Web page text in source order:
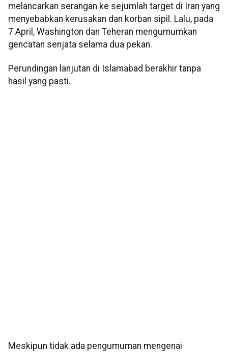
melancarkan serangan ke sejumlah target di Iran yang
menyebabkan kerusakan dan korban sipil. Lalu, pada
7 April, Washington dan Teheran mengumumkan
gencatan senjata selama dua pekan.
Perundingan lanjutan di Islamabad berakhir tanpa
hasil yang pasti.
Meskipun tidak ada pengumuman mengenai